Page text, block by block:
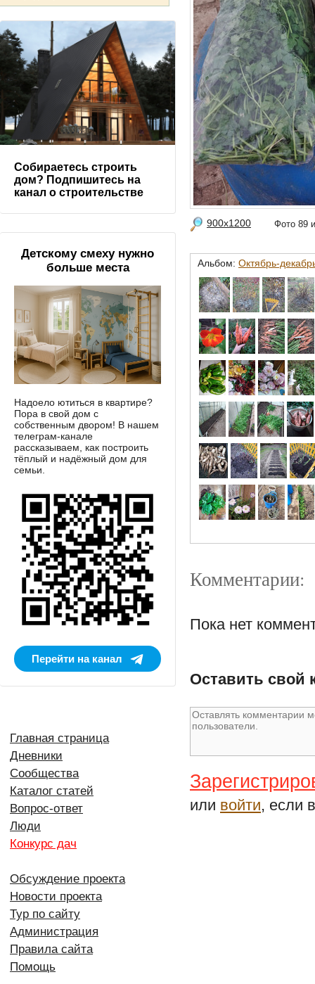
900x1200 Фото
Альбом: Октябрь-
Комментарии:
Пока нет
Оставить свой
или войти, если
Собираетесь строить
дом? Подпишитесь на
канал о строительстве
Детскому смеху нужно
больше места
Надоело ютиться в квартире?
Пора в свой дом с
собственным двором! В нашем
телеграм-канале
рассказываем, как построить
тёплый и надёжный дом для
семьи.
Перейти на канал
Главная страница
Дневники
Сообщества
Каталог статей
Вопрос-ответ
Люди
Конкурс дач
Обсуждение проекта
Новости проекта
Тур по сайту
Администрация
Правила сайта
Помощь